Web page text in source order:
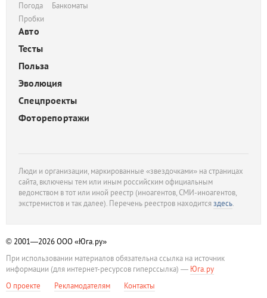
Погода
Пробки
Банкоматы
Авто
Тесты
Польза
Эволюция
Спецпроекты
Фоторепортажи
Люди и организации, маркированные «звездочками» на страницах
сайта, включены тем или иным российским официальным
ведомством в тот или иной реестр (иноагентов, СМИ-иноагентов,
экстремистов и так далее). Перечень реестров находитсяздесь.
© 2001—2026ООО «Юга.ру»
При использовании материалов обязательна ссылка на источник
информации (для интернет-ресурсов гиперссылка) — Юга.ру
О проекте
Рекламодателям Контакты